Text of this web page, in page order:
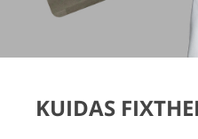
KUIDAS